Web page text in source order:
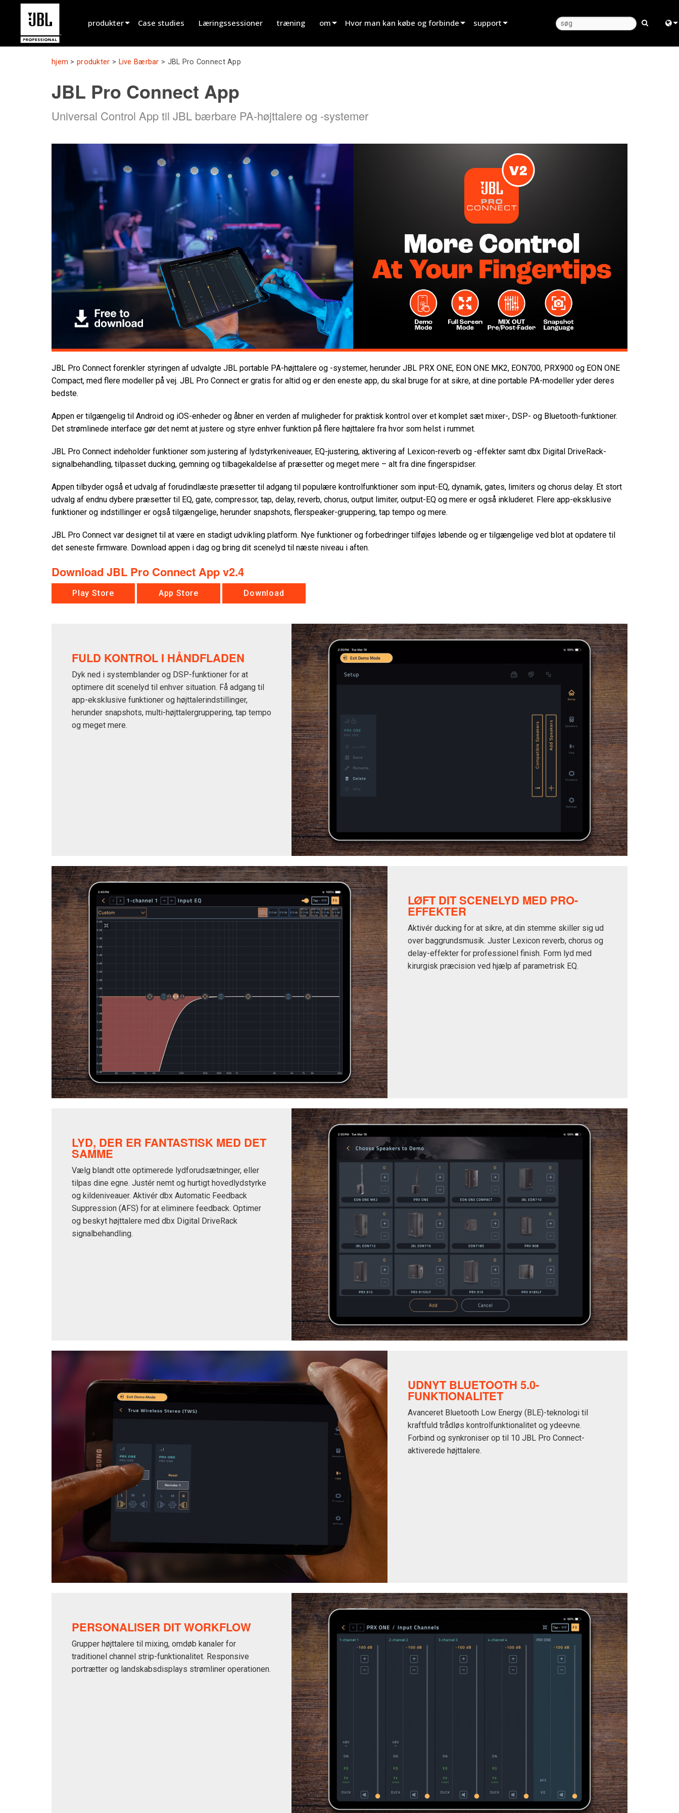
produkter
Installeret
Live Bærbar
Turnélyd
Optagelse & Udsendelse
Komponenter
Udgåede produkter
Case studies Læringssessioner træning om Hvor man kan købe og forbinde
Tal med salg
support
Downloads
produktregistrering
hjem >produkter > Live Bærbar > JBL Pro Connect App
JBL Pro Connect App
Universal Control App til JBL bærbare PA-højttalere og -systemer
JBL Pro Connect forenkler styringen af udvalgte JBL portable PA-højttalere og -systemer, herunder JBL PRX ONE, EON ONE MK2, EON700, PRX900 og EON ONE
Compact, med flere modeller på vej. JBL Pro Connect er gratis for altid og er den eneste app, du skal bruge for at sikre, at dine portable PA-modeller yder deres
bedste.
Appen er tilgængelig til Android og iOS-enheder og åbner en verden af muligheder for praktisk kontrol over et komplet sæt mixer-, DSP- og Bluetooth-funktioner.
Det strømlinede interface gør det nemt at justere og styre enhver funktion på flere højttalere fra hvor som helst i rummet.
JBL Pro Connect indeholder funktioner som justering af lydstyrkeniveauer, EQ-justering, aktivering af Lexicon-reverb og -effekter samt dbx Digital DriveRack-
signalbehandling, tilpasset ducking, gemning og tilbagekaldelse af præsetter og meget mere – alt fra dine fingerspidser.
Appen tilbyder også et udvalg af forudindlæste præsetter til adgang til populære kontrolfunktioner som input-EQ, dynamik, gates, limiters og chorus delay. Et stort
udvalg af endnu dybere præsetter til EQ, gate, compressor, tap, delay, reverb, chorus, output limiter, output-EQ og mere er også inkluderet. Flere app-eksklusive
funktioner og indstillinger er også tilgængelige, herunder snapshots, flerspeaker-gruppering, tap tempo og mere.
JBL Pro Connect var designet til at være en stadigt udvikling platform. Nye funktioner og forbedringer tilføjes løbende og er tilgængelige ved blot at opdatere til
det seneste firmware. Download appen i dag og bring dit scenelyd til næste niveau i aften.
Download JBL Pro Connect App v2.4
Play Store App Store Download
FULD KONTROL I HÅNDFLADEN
Dyk ned i systemblander og DSP-funktioner for at
optimere dit scenelyd til enhver situation. Få adgang til
app-eksklusive funktioner og højttalerindstillinger,
herunder snapshots, multi-højttalergruppering, tap tempo
og meget mere.
LØFT DIT SCENELYD MED PRO-
EFFEKTER
Aktivér ducking for at sikre, at din stemme skiller sig ud
over baggrundsmusik. Juster Lexicon reverb, chorus og
delay-effekter for professionel finish. Form lyd med
kirurgisk præcision ved hjælp af parametrisk EQ.
LYD, DER ER FANTASTISK MED DET
SAMME
Vælg blandt otte optimerede lydforudsætninger, eller
tilpas dine egne. Justér nemt og hurtigt hovedlydstyrke
og kildeniveauer. Aktivér dbx Automatic Feedback
Suppression (AFS) for at eliminere feedback. Optimer
og beskyt højttalere med dbx Digital DriveRack
signalbehandling.
UDNYT BLUETOOTH 5.0-
FUNKTIONALITET
Avanceret Bluetooth Low Energy (BLE)-teknologi til
kraftfuld trådløs kontrolfunktionalitet og ydeevne.
Forbind og synkroniser op til 10 JBL Pro Connect-
aktiverede højttalere.
PERSONALISER DIT WORKFLOW
Grupper højttalere til mixing, omdøb kanaler for
traditionel channel strip-funktionalitet. Responsive
portrætter og landskabsdisplays strømliner operationen.